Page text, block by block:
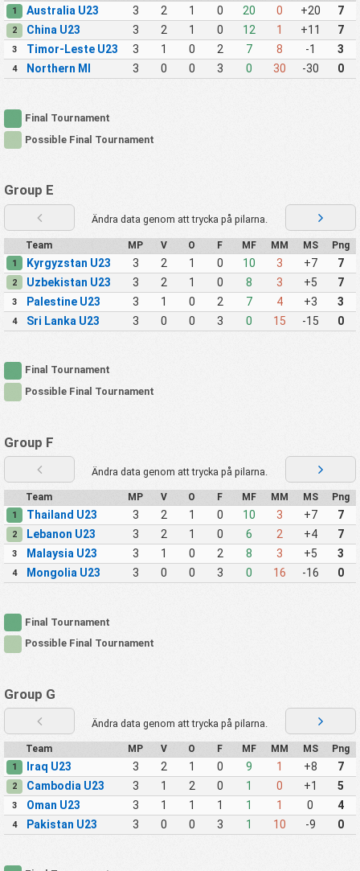
1 Australia U23 3 2 1 0 20 0 +20 7
2 China U23 3 2 1 0 12 1 +11 7
3 Timor-Leste U23 3 1 0 2 7 8 -1 3
4 Northern MI 3 0 0 3 0 30 -30 0
Final Tournament
Possible Final Tournament
Group E
Ändra data genom att trycka på pilarna.
Team MP V O F MF MM MS Png
1 Kyrgyzstan U23 3 2 1 0 10 3 +7 7
2 Uzbekistan U23 3 2 1 0 8 3 +5 7
3 Palestine U23 3 1 0 2 7 4 +3 3
4 Sri Lanka U23 3 0 0 3 0 15 -15 0
Final Tournament
Possible Final Tournament
Group F
Ändra data genom att trycka på pilarna.
Team MP V O F MF MM MS Png
1 Thailand U23 3 2 1 0 10 3 +7 7
2 Lebanon U23 3 2 1 0 6 2 +4 7
3 Malaysia U23 3 1 0 2 8 3 +5 3
4 Mongolia U23 3 0 0 3 0 16 -16 0
Final Tournament
Possible Final Tournament
Group G
Ändra data genom att trycka på pilarna.
Team MP V O F MF MM MS Png
1 Iraq U23 3 2 1 0 9 1 +8 7
2 Cambodia U23 3 1 2 0 1 0 +1 5
3 Oman U23 3 1 1 1 1 1 0 4
4 Pakistan U23 3 0 0 3 1 10 -9 0